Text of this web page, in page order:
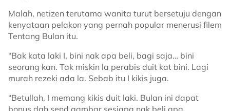
Malah, netizen terutama wanita turut bersetuju dengan
kenyataan pelakon yang pernah popular menerusi filem
Tentang Bulan itu.
“Bak kata laki I, bini nak apa beli, bagi saja… bini
seorang kan. Tak miskin la perabis duit kat bini. Lagi
murah rezeki ada la. Sebab itu I kikis juga.
“Betullah, I memang kikis duit laki. Bulan ini dapat